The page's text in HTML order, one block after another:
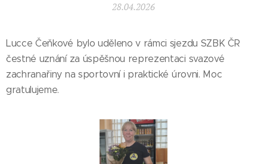
28.04.2026
Lucce Čeňkové bylo uděleno v rámci sjezdu SZBK ČR
čestné uznání za úspěšnou reprezentaci svazové
zachranařiny na sportovní i praktické úrovni. Moc
gratulujeme.